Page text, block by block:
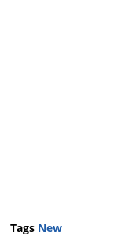
Tags New